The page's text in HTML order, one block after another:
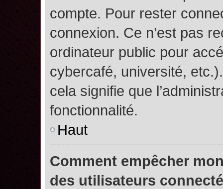
compte. Pour rester
connexion. Ce n’est pas
ordinateur public pour
cybercafé, université,
cela signifie que
fonctionnalité.
Haut
Comment empêcher
des utilisateurs